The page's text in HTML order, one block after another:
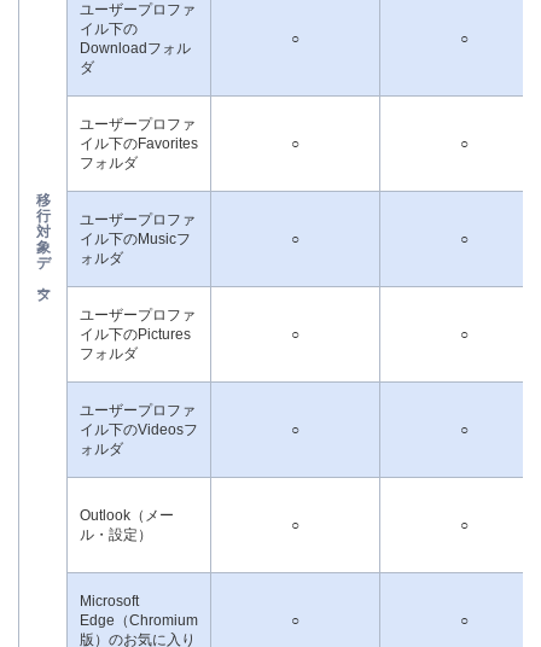
移
行
対
象
デ
タ
ユーザープロファ
イル下の
Downloadフォル
ダ
○ ○
ユーザープロファ
イル下のFavorites
フォルダ
○ ○
ユーザープロファ
イル下のMusicフ
ォルダ
○ ○
ユーザープロファ
イル下のPictures
フォルダ
○ ○
ユーザープロファ
イル下のVideosフ
ォルダ
○ ○
Outlook（メー
ル・設定）
○ ○
Microsoft
Edge（Chromium
版）のお気に入り
○ ○